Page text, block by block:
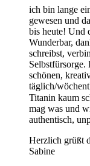
ich bin lange
gewesen und
bis heute! Und
Wunderbar,
schreibst,
Selbstfürsorge.
schönen,
täglich/
Titanin kaum
mag was und
authentisch,
Herzlich grüßt
Sabine